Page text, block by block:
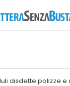
disdette polizze e